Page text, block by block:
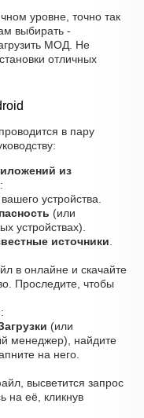
уровне, точно так
выбирать -
МОД. Не
отличных
в пару
из
:
вашего устройства.
(или
устройствах).
источники
в онлайне и скачайте
Проследите, чтобы
:
(или
менеджер), найдите
на него.
высветится запрос
на её, кликнув